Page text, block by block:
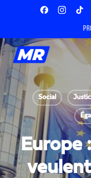
content
Social
Europe